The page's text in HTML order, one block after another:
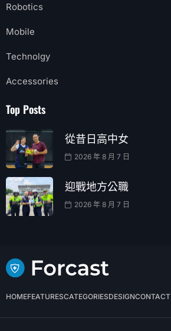
Robotics
Mobile
Technolgy
Accessories
Top Posts
從昔日高中女
2026 年 8 月 7 日
迎戰地方公職
2026 年 8 月 7 日
HOMEFEATURESCATEGORIESDESIGNCONTACT